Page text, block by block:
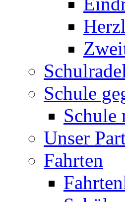
Schule
Schule
Unser
Fahrten